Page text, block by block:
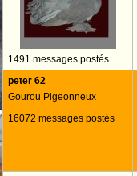
1491 messages postés
peter 62
Gourou Pigeonneux
16072 messages postés